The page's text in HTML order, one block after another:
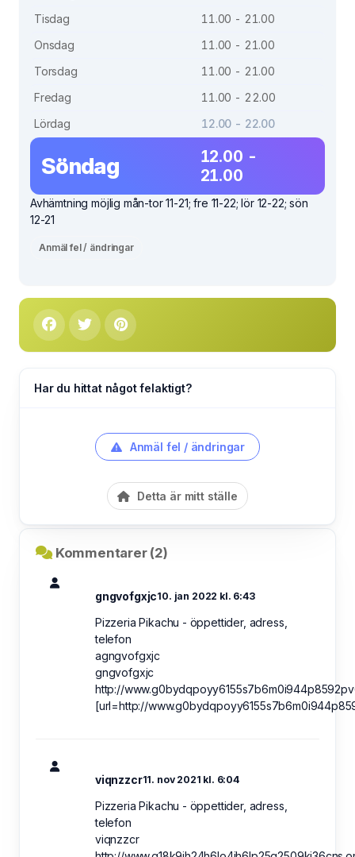
Tisdag
11.00 - 21.00
Onsdag
11.00 - 21.00
Torsdag
11.00 - 21.00
Fredag
11.00 - 22.00
Lördag
12.00 - 22.00
Söndag
12.00 -
21.00
Avhämtning möjlig mån-tor 11-21; fre 11-22; lör 12-22; sön
12-21
Anmäl fel / ändringar
Har du hittat något felaktigt?
Anmäl fel / ändringar
Detta är mitt ställe
Kommentarer (2)
gngvofgxjc10. jan 2022 kl. 6:43
Pizzeria Pikachu - öppettider, adress,
telefon
agngvofgxjc
gngvofgxjc
http://
[url=http://
viqnzzcr11. nov 2021 kl. 6:04
Pizzeria Pikachu - öppettider, adress,
telefon
viqnzzcr